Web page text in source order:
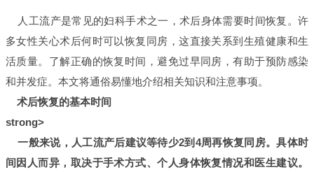
人工流产是常见的妇科手术之一，术后身体需要时间恢复。许
多女性关心术后何时可以恢复同房，这直接关系到生殖健康和生
活质量。了解正确的恢复时间，避免过早同房，有助于预防感染
和并发症。本文将通俗易懂地介绍相关知识和注意事项。
术后恢复的基本时间
strong>
一般来说，人工流产后建议等待少2到4周再恢复同房。具体时
间因人而异，取决于手术方式、个人身体恢复情况和医生建议。